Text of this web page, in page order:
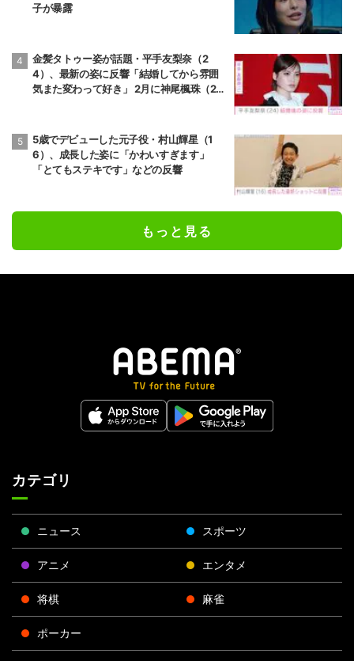
子が暴露
金髪タトゥー姿が話題・平手友梨奈（2
4）、最新の姿に反響「結婚してから雰囲
気また変わって好き」 2月に神尾楓珠（2
5歳でデビューした元子役・村山輝星（1
6）、成長した姿に「かわいすぎます」
「とてもステキです」などの反響
もっと見る
カテゴリ
ニュース スポーツ
アニメ エンタメ
将棋 麻雀
ポーカー